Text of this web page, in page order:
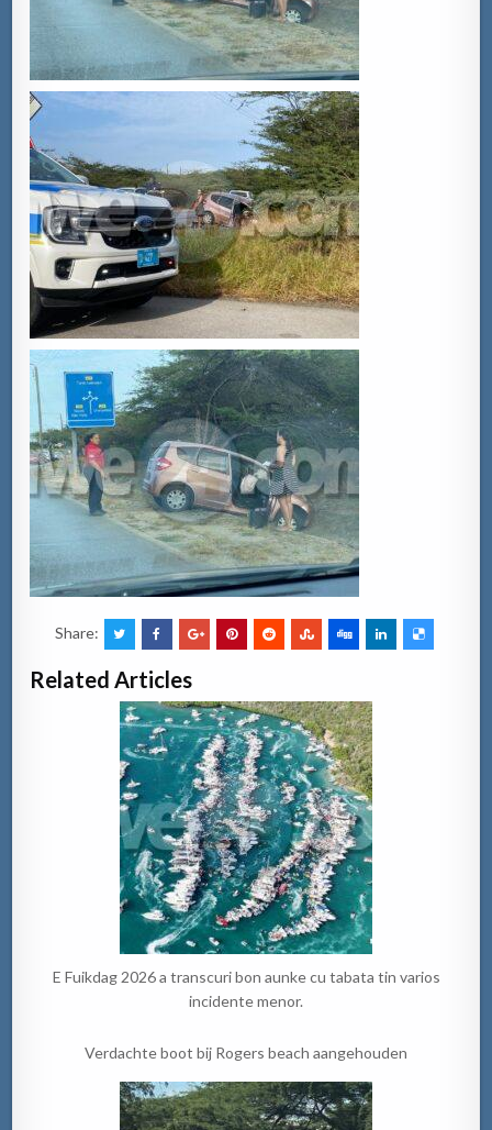
Share:
Related Articles
E Fuikdag 2026 a transcuri bon aunke cu tabata tin varios
incidente menor.
Verdachte boot bij Rogers beach aangehouden